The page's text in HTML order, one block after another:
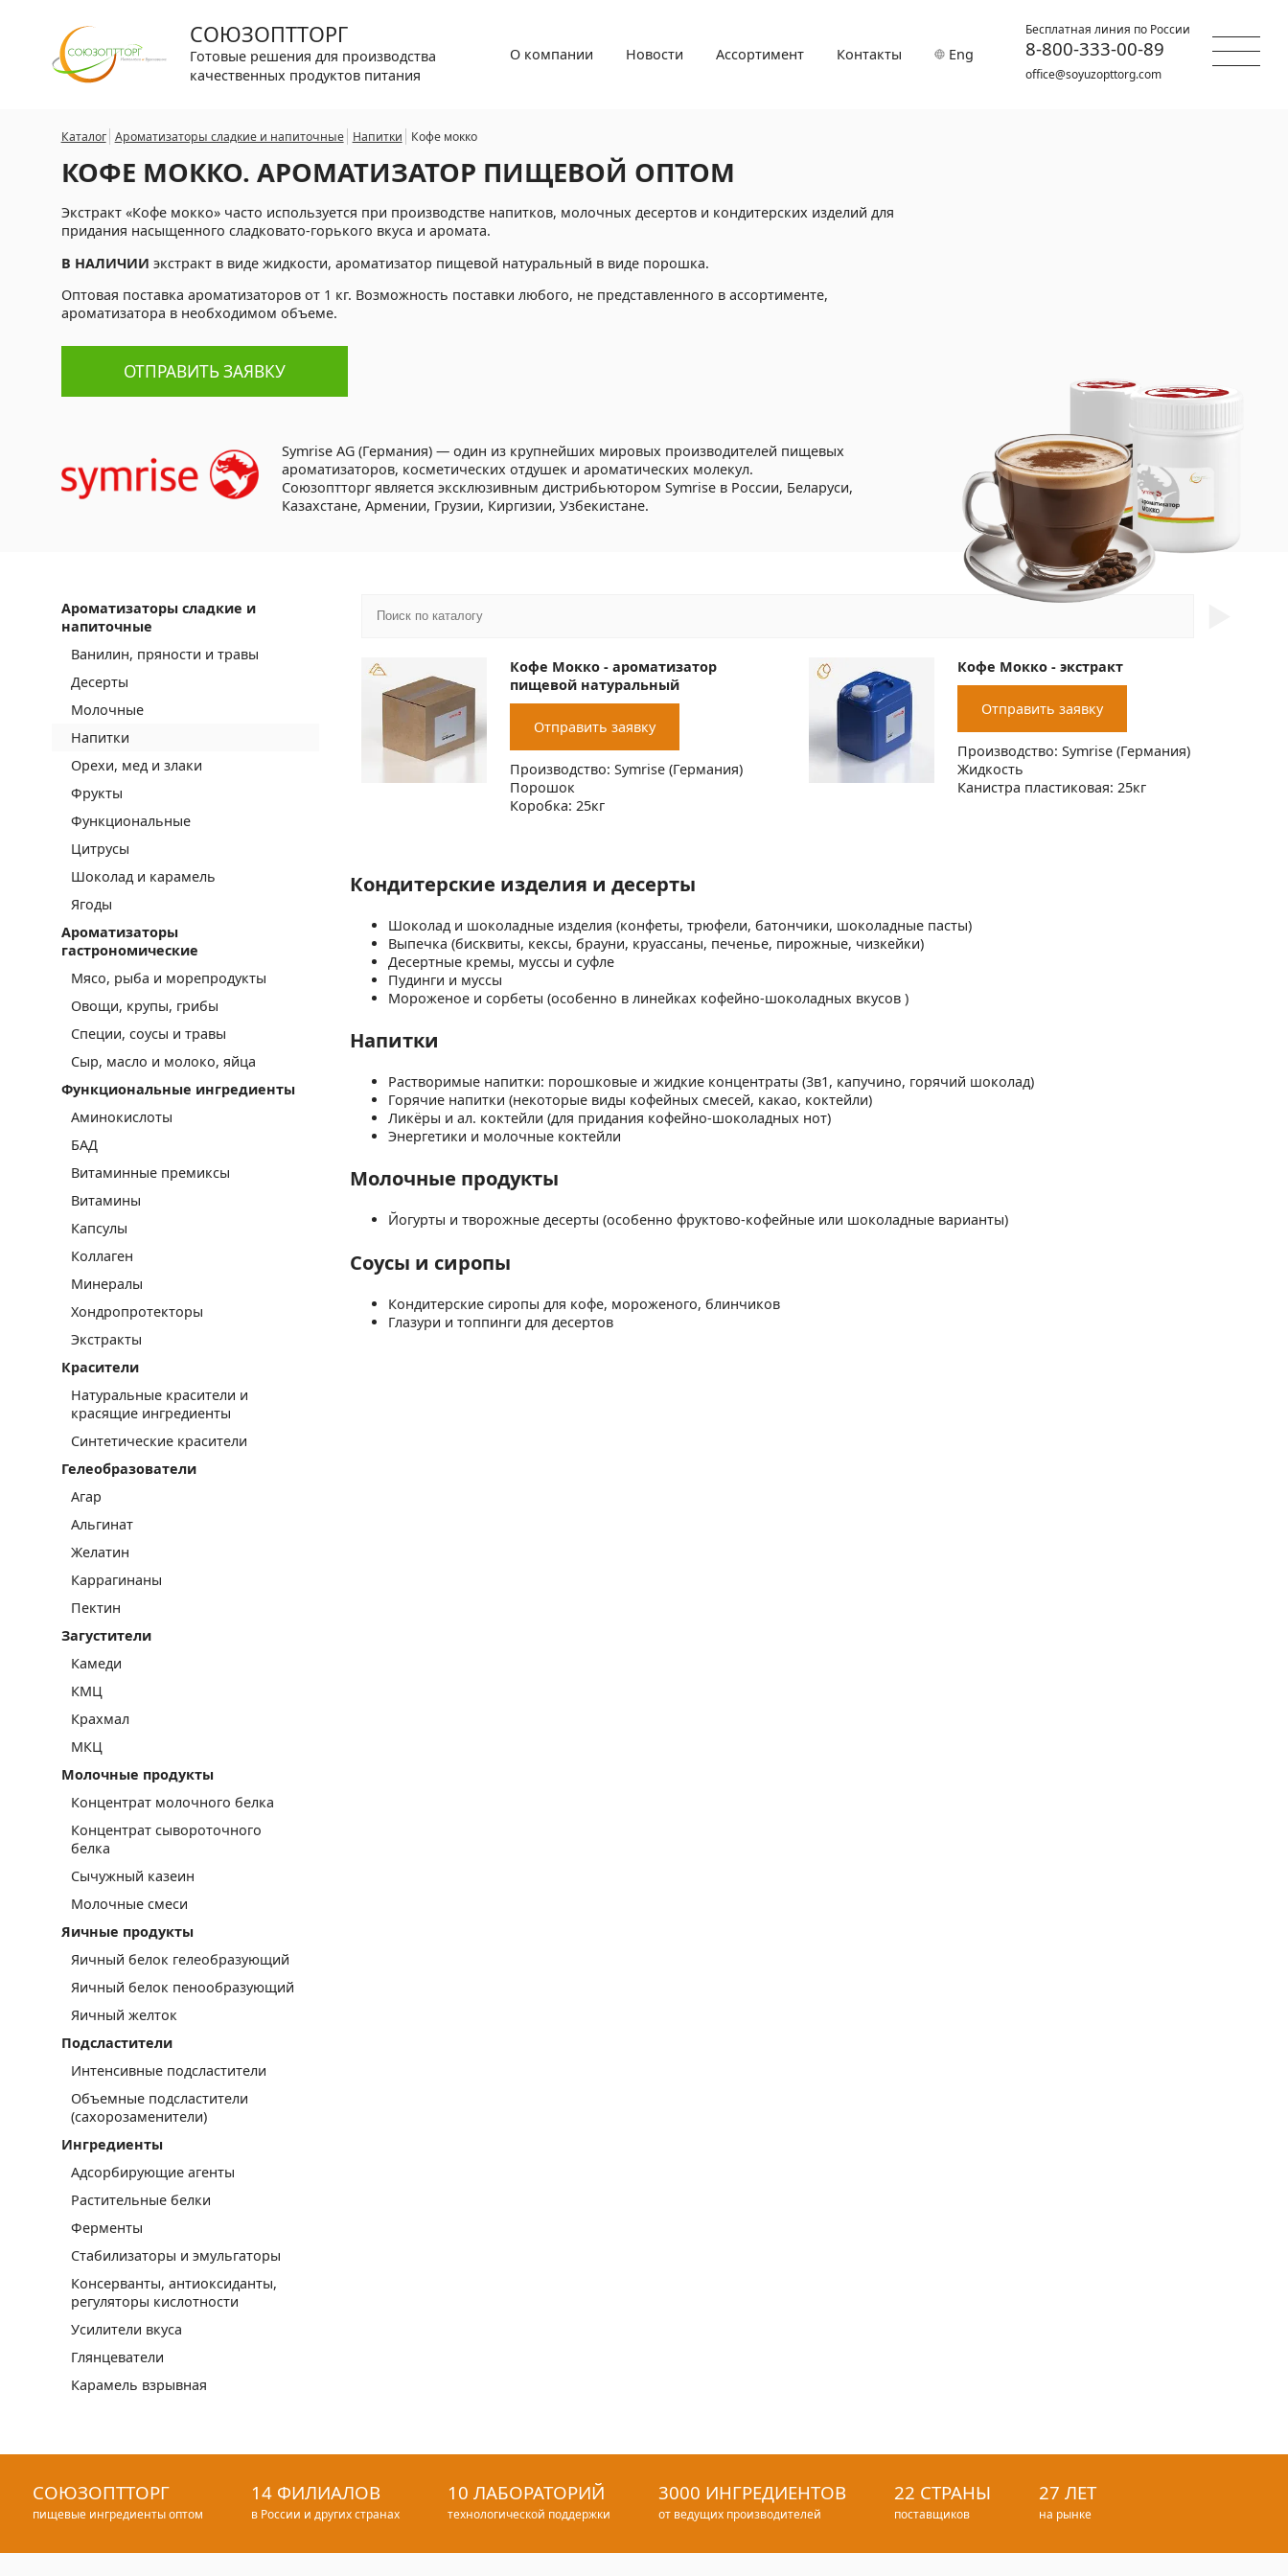
Каталог Ароматизаторы сладкие и напиточные Напитки Кофе мокко
КОФЕ МОККО. АРОМАТИЗАТОР ПИЩЕВОЙ ОПТОМ
Экстракт «Кофе мокко» часто используется при производстве напитков, молочных десертов и кондитерских изделий для
придания насыщенного сладковато-горького вкуса и аромата.
В НАЛИЧИИ экстракт в виде жидкости, ароматизатор пищевой натуральный в виде порошка.
Оптовая поставка ароматизаторов от 1 кг. Возможность поставки любого, не представленного в ассортименте,
ароматизатора в необходимом объеме.
ОТПРАВИТЬ ЗАЯВКУ
Symrise AG (Германия) — один из крупнейших мировых производителей пищевых
ароматизаторов, косметических отдушек и ароматических молекул.
Союзоптторг является эксклюзивным дистрибьютором Symrise в России, Беларуси,
Казахстане, Армении, Грузии, Киргизии, Узбекистане.
Кофе Мокко - ароматизатор
пищевой натуральный
Отправить заявку
Производство: Symrise (Германия)
Порошок
Коробка: 25кг
Кофе Мокко - экстракт
Отправить заявку
Производство: Symrise (Германия)
Жидкость
Канистра пластиковая: 25кг
Кондитерские изделия и десерты
Шоколад и шоколадные изделия (конфеты, трюфели, батончики, шоколадные пасты)
Выпечка (бисквиты, кексы, брауни, круассаны, печенье, пирожные, чизкейки)
Десертные кремы, муссы и суфле
Пудинги и муссы
Мороженое и сорбеты (особенно в линейках кофейно-шоколадных вкусов )
Напитки
Растворимые напитки: порошковые и жидкие концентраты (3в1, капучино, горячий шоколад)
Горячие напитки (некоторые виды кофейных смесей, какао, коктейли)
Ликёры и ал. коктейли (для придания кофейно-шоколадных нот)
Энергетики и молочные коктейли
Молочные продукты
Йогурты и творожные десерты (особенно фруктово-кофейные или шоколадные варианты)
Соусы и сиропы
Кондитерские сиропы для кофе, мороженого, блинчиков
Глазури и топпинги для десертов
Ароматизаторы сладкие и
напиточные
Ванилин, пряности и травы
Десерты
Молочные
Напитки
Орехи, мед и злаки
Фрукты
Функциональные
Цитрусы
Шоколад и карамель
Ягоды
Ароматизаторы
гастрономические
Мясо, рыба и морепродукты
Овощи, крупы, грибы
Специи, соусы и травы
Сыр, масло и молоко, яйца
Функциональные ингредиенты
Аминокислоты
БАД
Витаминные премиксы
Витамины
Капсулы
Коллаген
Минералы
Хондропротекторы
Экстракты
Красители
Натуральные красители и
красящие ингредиенты
Синтетические красители
Гелеобразователи
Агар
Альгинат
Желатин
Каррагинаны
Пектин
Загустители
Камеди
КМЦ
Крахмал
МКЦ
Молочные продукты
Концентрат молочного белка
Концентрат сывороточного
белка
Сычужный казеин
Молочные смеси
Яичные продукты
Яичный белок гелеобразующий
Яичный белок пенообразующий
Яичный желток
Подсластители
Интенсивные подсластители
Объемные подсластители
(сахорозаменители)
Ингредиенты
Адсорбирующие агенты
Растительные белки
Ферменты
Стабилизаторы и эмульгаторы
Консерванты, антиоксиданты,
регуляторы кислотности
Усилители вкуса
Глянцеватели
Карамель взрывная
СОЮЗОПТТОРГ
Готовые решения для производства
качественных продуктов питания
О компании Новости Ассортимент Контакты Eng
Бесплатная линия по России
8-800-333-00-89
office@soyuzopttorg.com
СОЮЗОПТТОРГ
пищевые ингредиенты оптом
14 ФИЛИАЛОВ
в России и других странах
10 ЛАБОРАТОРИЙ
технологической поддержки
3000 ИНГРЕДИЕНТОВ
от ведущих производителей
22 СТРАНЫ
поставщиков
27 ЛЕТ
на рынке